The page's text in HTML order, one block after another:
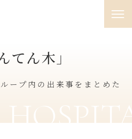
てん木」
ープ内の出来事をまとめた